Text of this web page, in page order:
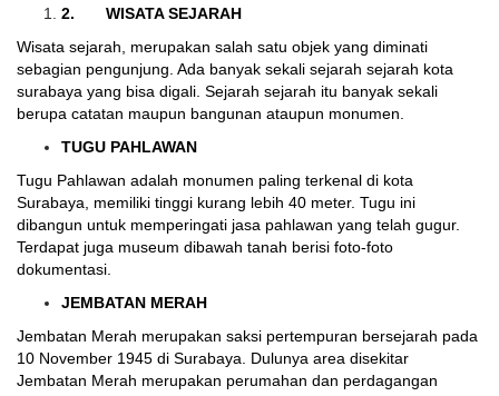
2.
WISATA SEJARAH
Wisata sejarah, merupakan salah satu objek yang diminati
sebagian pengunjung. Ada banyak sekali sejarah sejarah kota
surabaya yang bisa digali. Sejarah sejarah itu banyak sekali
berupa catatan maupun bangunan ataupun monumen.
TUGU PAHLAWAN
Tugu Pahlawan adalah monumen paling terkenal di kota
Surabaya, memiliki tinggi kurang lebih 40 meter. Tugu ini
dibangun untuk memperingati jasa pahlawan yang telah gugur.
Terdapat juga museum dibawah tanah berisi foto-foto
dokumentasi.
JEMBATAN MERAH
Jembatan Merah merupakan saksi pertempuran bersejarah pada
10 November 1945 di Surabaya. Dulunya area disekitar
Jembatan Merah merupakan perumahan dan perdagangan